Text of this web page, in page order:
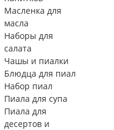
Масленка для
масла
Наборы для
салата
Чашы и пиалки
Блюдца для пиал
Набор пиал
Пиала для супа
Пиала для
десертов и